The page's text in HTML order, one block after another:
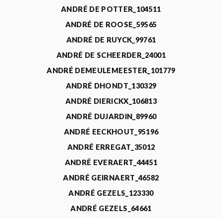
ANDRÉ DE POTTER_104511
ANDRÉ DE ROOSE_59565
ANDRÉ DE RUYCK_99761
ANDRÉ DE SCHEERDER_24001
ANDRÉ DEMEULEMEESTER_101779
ANDRÉ DHONDT_130329
ANDRÉ DIERICKX_106813
ANDRÉ DUJARDIN_89960
ANDRÉ EECKHOUT_95196
ANDRÉ ERREGAT_35012
ANDRÉ EVERAERT_44451
ANDRÉ GEIRNAERT_46582
ANDRÉ GEZELS_123330
ANDRÉ GEZELS_64661